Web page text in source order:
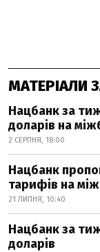
МАТЕРІАЛИ
Нацбанк за
доларів на
2 СЕРПНЯ, 18:00
Нацбанк
тарифів на
21 ЛИПНЯ, 10:40
Нацбанк за
доларів